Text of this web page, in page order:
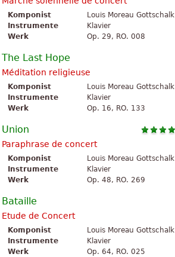
Komponist
Louis Moreau Gottschalk
Instrumente
Klavier
Werk
Op. 29, RO. 008
The Last Hope
Méditation religieuse
Komponist
Louis Moreau Gottschalk
Instrumente
Klavier
Werk
Op. 16, RO. 133
Union
Paraphrase de concert
Komponist
Louis Moreau Gottschalk
Instrumente
Klavier
Werk
Op. 48, RO. 269
Bataille
Etude de Concert
Komponist
Louis Moreau Gottschalk
Instrumente
Klavier
Werk
Op. 64, RO. 025